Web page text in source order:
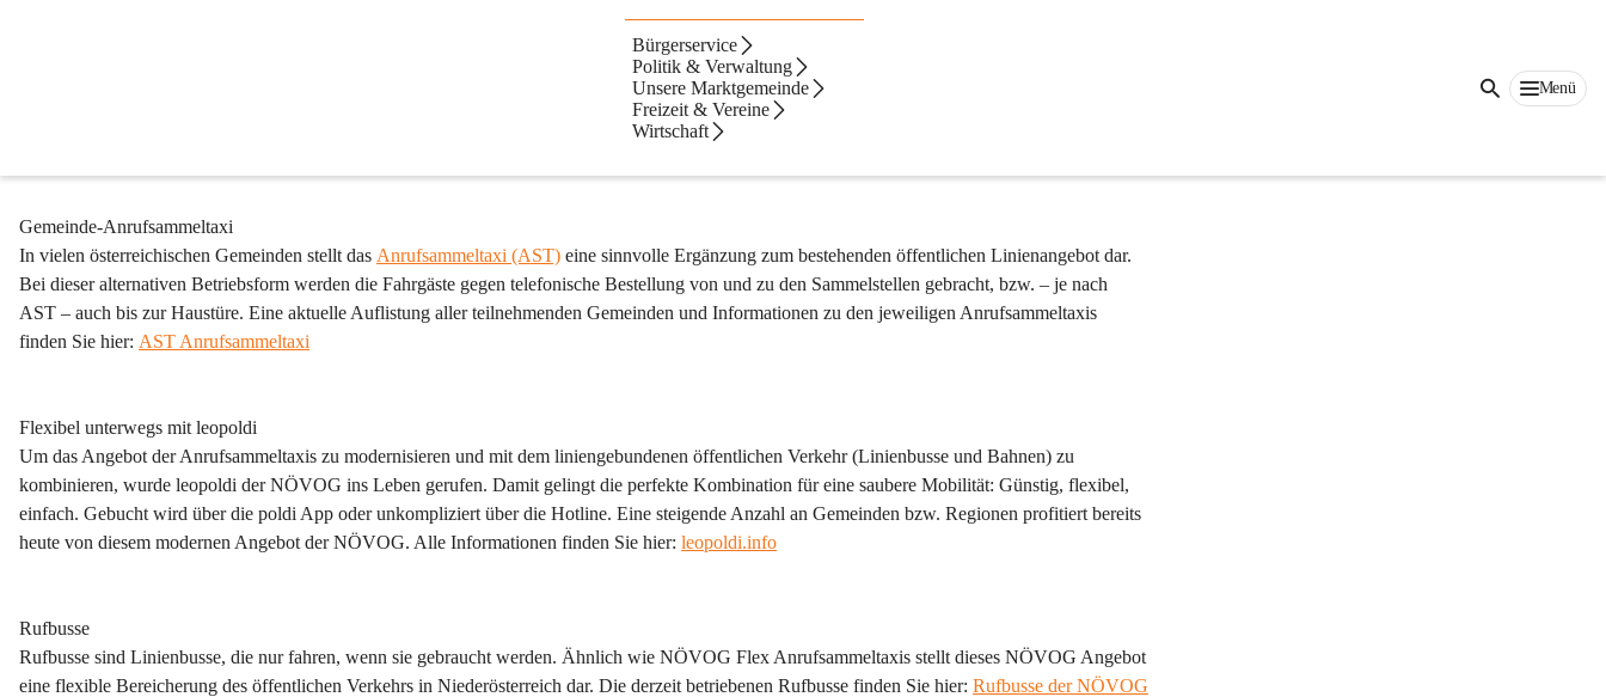
Bürgerservice
Politik & Verwaltung
Unsere Marktgemeinde
Freizeit & Vereine
Wirtschaft
Menü
Günstig, flexibel, einfach: so soll der öffentliche Verkehr in Niederösterreich sein. Und genau so gestaltet die
Verkehr. Anrufsammeltaxis und Rufbusse stehen dann zur Verfügung, wenn man sie braucht.
Hier finden Sie alle bedarfsgesteuerten Verkehre der NÖVOG in Niederösterreich!
Gemeinde-Anrufsammeltaxi
In vielen österreichischen Gemeinden stellt das Anrufsammeltaxi (AST) eine sinnvolle Ergänzung zum bestehenden öffentlichen Linienangebot dar.
Bei dieser alternativen Betriebsform werden die Fahrgäste gegen telefonische Bestellung von und zu den Sammelstellen gebracht, bzw. – je nach
AST – auch bis zur Haustüre. Eine aktuelle Auflistung aller teilnehmenden Gemeinden und Informationen zu den jeweiligen Anrufsammeltaxis
finden Sie hier: AST Anrufsammeltaxi
Flexibel unterwegs mit leopoldi
Um das Angebot der Anrufsammeltaxis zu modernisieren und mit dem liniengebundenen öffentlichen Verkehr (Linienbusse und Bahnen) zu
kombinieren, wurde leopoldi der NÖVOG ins Leben gerufen. Damit gelingt die perfekte Kombination für eine saubere Mobilität: Günstig, flexibel,
einfach. Gebucht wird über die poldi App oder unkompliziert über die Hotline. Eine steigende Anzahl an Gemeinden bzw. Regionen profitiert bereits
heute von diesem modernen Angebot der NÖVOG. Alle Informationen finden Sie hier: leopoldi.info
Rufbusse
Rufbusse sind Linienbusse, die nur fahren, wenn sie gebraucht werden. Ähnlich wie NÖVOG Flex Anrufsammeltaxis stellt dieses NÖVOG Angebot
eine flexible Bereicherung des öffentlichen Verkehrs in Niederösterreich dar. Die derzeit betriebenen Rufbusse finden Sie hier: Rufbusse der NÖVOG